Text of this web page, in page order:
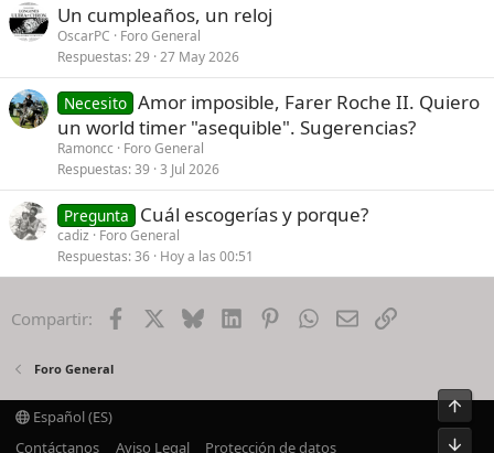
Un cumpleaños, un reloj
OscarPC
Foro General
Respuestas 29 27 May 2026
Necesito Amor imposible, Farer Roche II. Quiero
un world timer "asequible". Sugerencias?
Ramoncc
Foro General
Respuestas 39 3 Jul 2026
Pregunta Cuál escogerías y porque?
cadiz
Foro General
Respuestas 36 Hoy a las 00:51
Compartir: Facebook BlueskyLinkedInPinterestWhatsApp
EmailEnlace
Foro General
Español (ES)
Contáctanos
Aviso Legal Protección de datos